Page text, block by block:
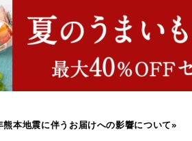
本地震に伴うお届けへの影響について»